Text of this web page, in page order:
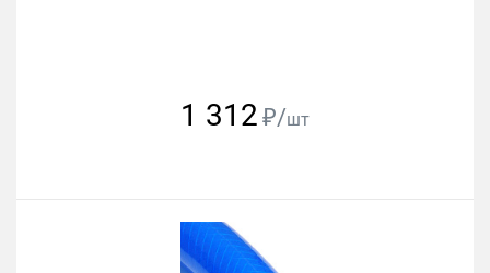
1 312 ₽/шт